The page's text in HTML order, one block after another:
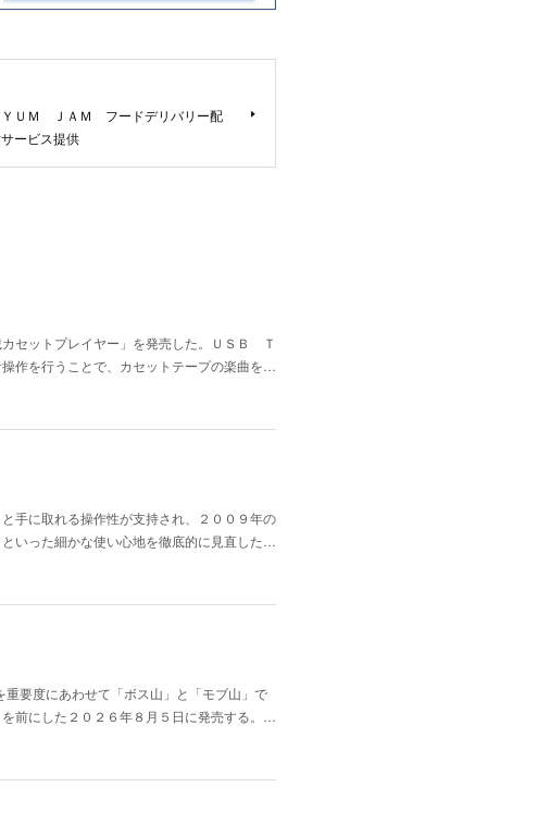
ＹＵＭ ＪＡＭ フードデリバリー配
ービス提供
セットプレイヤー」を発売した。ＵＳＢ Ｔ
作を行うことで、カセットテープの楽曲を…
手に取れる操作性が支持され、２００９年の
いった細かな使い心地を徹底的に見直した…
要度にあわせて「ボス山」と「モブ山」で
前にした２０２６年８月５日に発売する。…